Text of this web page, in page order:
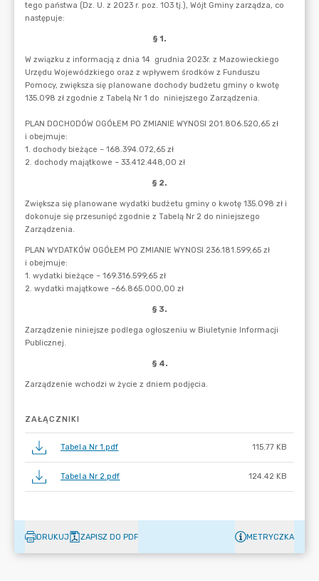
ZAŁĄCZNIKI
Tabela Nr 1.pdf 115.77 KB
Tabela Nr 2.pdf 124.42 KB
DRUKUJ ZAPISZ DO PDF METRYCZKA